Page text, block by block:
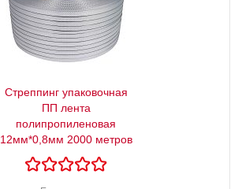
Стреппинг упаковочная
ПП лента
полипропиленовая
12мм*0,8мм 2000 метров